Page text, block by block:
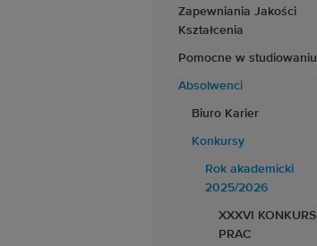
Zapewniania Jakości
Kształcenia
Pomocne w studiowaniu
Absolwenci
Biuro Karier
Konkursy
Rok akademicki
2025/2026
XXXVI KONKURS
PRAC